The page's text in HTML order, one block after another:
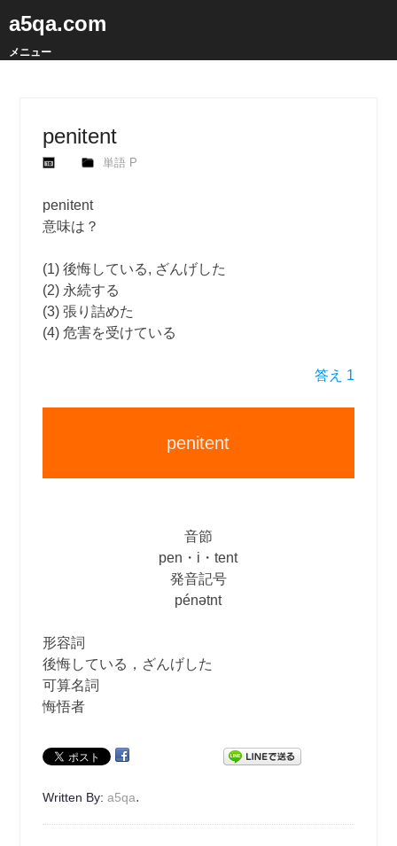
a5qa.com
メニュー
penitent
単語 P
penitent
意味は？
(1) 後悔している, ざんげした
(2) 永続する
(3) 張り詰めた
(4) 危害を受けている
答え 1
penitent
音節
pen・i・tent
発音記号
pénətnt
形容詞
後悔している，ざんげした
可算名詞
悔悟者
Written By:a5qa.